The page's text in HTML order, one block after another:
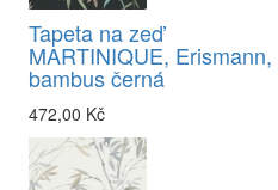
Tapeta na zeď
MARTINIQUE, Erismann,
bambus černá
472,00 Kč